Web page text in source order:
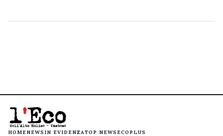
HOMENEWS IN EVIDENZATOP NEWS ECOPLUS